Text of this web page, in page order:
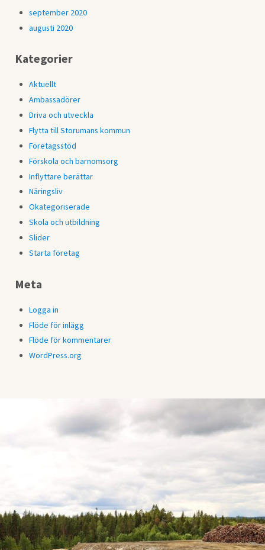
september 2020
augusti 2020
Kategorier
Aktuellt
Ambassadörer
Driva och utveckla
Flytta till Storumans kommun
Företagsstöd
Förskola och barnomsorg
Inflyttare berättar
Näringsliv
Okategoriserade
Skola och utbildning
Slider
Starta företag
Meta
Logga in
Flöde för inlägg
Flöde för kommentarer
WordPress.org